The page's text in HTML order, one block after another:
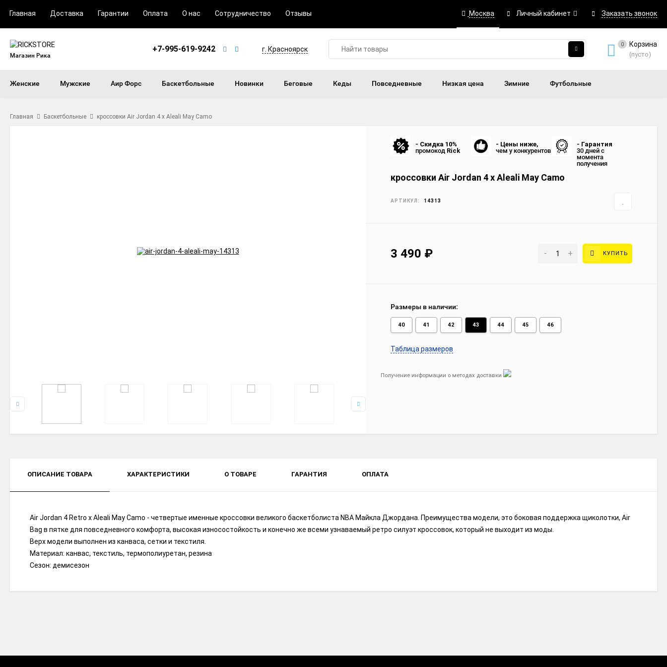
Москва Личный кабинет Заказать звонок
Главная Доставка Гарантии Оплата О нас Сотрудничество Отзывы
Магазин Рика
+7-995-619-9242 г. Красноярск
0 Корзина
(пусто)
Женские Мужские Аир Форс Баскетбольные Новинки Беговые Кеды Повседневные Низкая цена Зимние Футбольные
Главная Баскетбольные кроссовки Air Jordan 4 x Aleali May Camo
- Скидка 10%
промокод Rick
- Цены ниже,
чем у конкурентов
- Гарантия
30 дней с
момента
получения
кроссовки Air Jordan 4 x Aleali May Camo
АРТИКУЛ: 14313
3 490 ₽ - + КУПИТЬ
Размеры в наличии:
40 41 42 43 44 45 46
Таблица размеров
Получение информации о методах доставки
ОПИСАНИЕ ТОВАРА ХАРАКТЕРИСТИКИ О ТОВАРЕ ГАРАНТИЯ ОПЛАТА
Air Jordan 4 Retro x Aleali May Camo - четвертые именные кроссовки великого баскетболиста NBA Майкла Джордана. Преимущества модели, это боковая поддержка щиколотки, Air
Bag в пятке для повседневного комфорта, высокая износостойкость и конечно же всеми узнаваемый ретро силуэт кроссовок, который не выходит из моды.
Верх модели выполнен из канваса, сетки и текстиля.
Материал: канвас, текстиль, термополиуретан, резина
Сезон: демисезон